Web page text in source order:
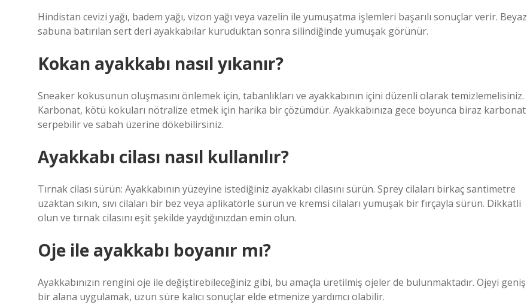
Hindistan cevizi yağı, badem yağı, vizon yağı veya vazelin ile yumuşatma işlemleri başarılı sonuçlar verir. Beyaz
sabuna batırılan sert deri ayakkabılar kuruduktan sonra silindiğinde yumuşak görünür.
Kokan ayakkabı nasıl yıkanır?
Sneaker kokusunun oluşmasını önlemek için, tabanlıkları ve ayakkabının içini düzenli olarak temizlemelisiniz.
Karbonat, kötü kokuları nötralize etmek için harika bir çözümdür. Ayakkabınıza gece boyunca biraz karbonat
serpebilir ve sabah üzerine dökebilirsiniz.
Ayakkabı cilası nasıl kullanılır?
Tırnak cilası sürün: Ayakkabının yüzeyine istediğiniz ayakkabı cilasını sürün. Sprey cilaları birkaç santimetre
uzaktan sıkın, sıvı cilaları bir bez veya aplikatörle sürün ve kremsi cilaları yumuşak bir fırçayla sürün. Dikkatli
olun ve tırnak cilasını eşit şekilde yaydığınızdan emin olun.
Oje ile ayakkabı boyanır mı?
Ayakkabınızın rengini oje ile değiştirebileceğiniz gibi, bu amaçla üretilmiş ojeler de bulunmaktadır. Ojeyi geniş
bir alana uygulamak, uzun süre kalıcı sonuçlar elde etmenize yardımcı olabilir.